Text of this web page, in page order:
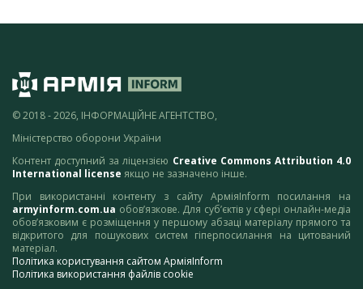
© 2018 - 2026, ІНФОРМАЦІЙНЕ АГЕНТСТВО,
Міністерство оборони України
Контент доступний за ліцензією Creative Commons Attribution 4.0
International license якщо не зазначено інше.
При використанні контенту з сайту АрміяInform посилання на
armyinform.com.ua обов’язкове. Для суб’єктів у сфері онлайн-медіа
обов’язковим є розміщення у першому абзаці матеріалу прямого та
відкритого для пошукових систем гіперпосилання на цитований
матеріал.
Політика користування сайтом АрміяInform
Політика використання файлів cookie